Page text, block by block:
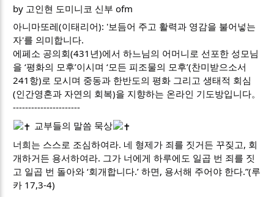
by 고인현 도미니코 신부 ofm
아니마또레(이태리어): '보듬어 주고 활력과 영감을 불어넣는
자'를 의미합니다.
에페소 공의회(431년)에서 하느님의 어머니로 선포한 성모님
을 ‘평화의 모후’이시며 ‘모든 피조물의 모후’(찬미받으소서
241항)로 모시며 중동과 한반도의 평화 그리고 생태적 회심
(인간영혼과 자연의 회복)을 지향하는 온라인 기도방입니다。
----------------------
교부들의 말씀 묵상
너희는 스스로 조심하여라. 네 형제가 죄를 짓거든 꾸짖고, 회
개하거든 용서하여라. 그가 너에게 하루에도 일곱 번 죄를 짓
고 일곱 번 돌아와 ‘회개합니다.’ 하면, 용서해 주어야 한다.”(루
카 17,3-4)